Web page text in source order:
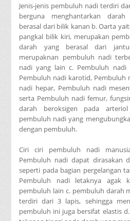
Jenis-jenis pembuluh nadi terdiri
berguna menghantarkan darah
berasal dari bilik kanan b. Oarta
pangkal bilik kiri, merupakan
darah yang berasal dari
merupaknan pembuluh nadi
nadi yang lain c. Pembuluh
Pembuluh nadi karotid, Pembuluh
nadi hepar, Pembuluh nadi
serta Pembuluh nadi femur,
darah beroksigen pada
pembuluh nadi yang
dengan pembuluh.
Ciri ciri pembuluh nadi
Pembuluh nadi dapat dirasakan
seperti pada bagian pergelangan
Pembuluh nadi letaknya agak
pembuluh lain c. pembuluh darah
terdiri dari 3 lapis, sehingga
pembuluh ini juga bersifat elastis